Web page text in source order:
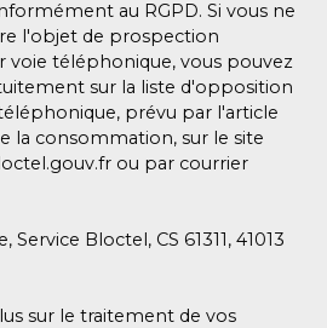
au RGPD. Si vous ne
l'objet de prospection
voie téléphonique, vous pouvez
sur la liste d'opposition
prévu par l'article
la consommation, sur le site
ou par courrier
Service Bloctel, CS 61311, 41013
sur le traitement de vos